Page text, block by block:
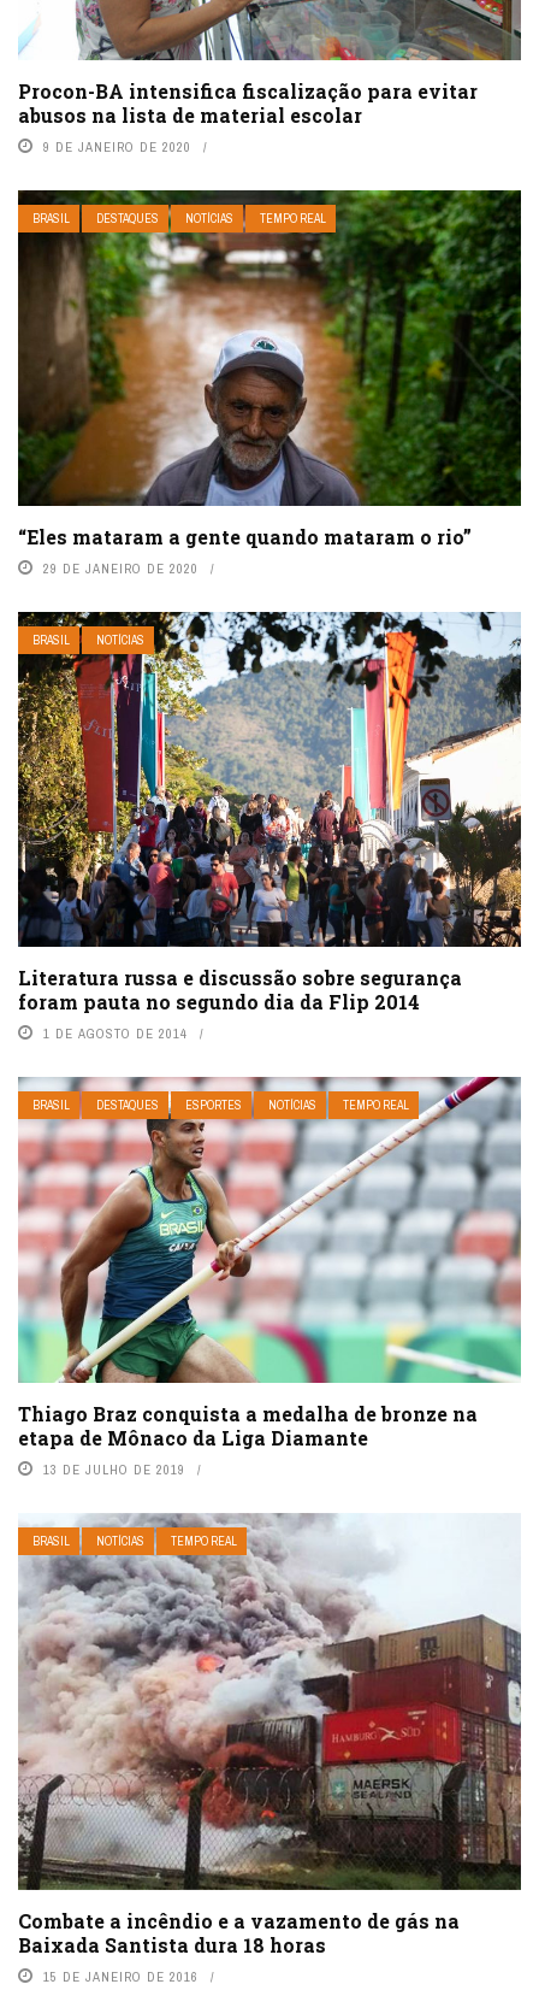
Procon-BA intensifica fiscalização para evitar
abusos na lista de material escolar
9 DE JANEIRO DE 2020
BRASIL DESTAQUES NOTÍCIAS TEMPO REAL
“Eles mataram a gente quando mataram o rio”
29 DE JANEIRO DE 2020
BRASIL NOTÍCIAS
Literatura russa e discussão sobre segurança
foram pauta no segundo dia da Flip 2014
1 DE AGOSTO DE 2014
BRASIL DESTAQUES ESPORTES NOTÍCIAS TEMPO REAL
Thiago Braz conquista a medalha de bronze na
etapa de Mônaco da Liga Diamante
13 DE JULHO DE 2019
BRASIL NOTÍCIAS TEMPO REAL
Combate a incêndio e a vazamento de gás na
Baixada Santista dura 18 horas
15 DE JANEIRO DE 2016